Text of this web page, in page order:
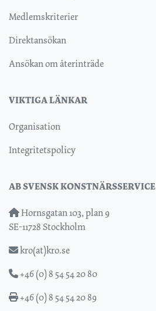
Medlemskriterier
Direktansökan
Ansökan om återinträde
VIKTIGA LÄNKAR
Organisation
Integritetspolicy
AB SVENSK KONSTNÄRSSERVICE
Hornsgatan 103, plan 9
SE-11728 Stockholm
kro(at)kro.se
+46 (0) 8 54 54 20 80
+46 (0) 8 54 54 20 89